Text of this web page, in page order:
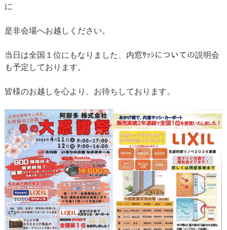
に
是非会場へお越しください。
当日は全国１位にもなりました、内窓ｻｯｼについての説明会
も予定しております。
皆様のお越しを心より、お待ちしております。